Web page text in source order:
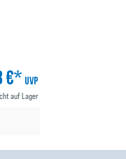
€* UVP
auf Lager